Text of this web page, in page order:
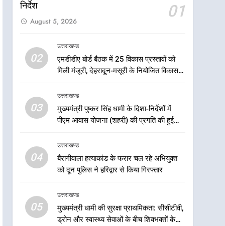
निर्देश
01
August 5, 2026
02
उत्तराखण्ड
एमडीडीए बोर्ड बैठक में 25 विकास प्रस्तावों को
मिली मंजूरी, देहरादून-मसूरी के नियोजित विकास
03
उत्तराखण्ड
मुख्यमंत्री पुष्कर सिंह धामी के दिशा-निर्देशों में
पीएम आवास योजना (शहरी) की प्रगति की हुई
04
उत्तराखण्ड
बैरागीवाला हत्याकांड के फरार चल रहे अभियुक्त
को दून पुलिस ने हरिद्वार से किया गिरफ्तार
05
उत्तराखण्ड
मुख्यमंत्री धामी की सुरक्षा प्राथमिकता: सीसीटीवी,
ड्रोन और स्वास्थ्य सेवाओं के बीच शिवभक्तों के
5
मुख्यमंत्री धामी की सुरक्षा
प्राथमिकता: सीसीटीवी, ड्रोन और
6
एसआईआर प्रक्रिया की निगरानी
7
सड़क सुरक्षा पर डीएम का सख्त
उत्तराखण्ड